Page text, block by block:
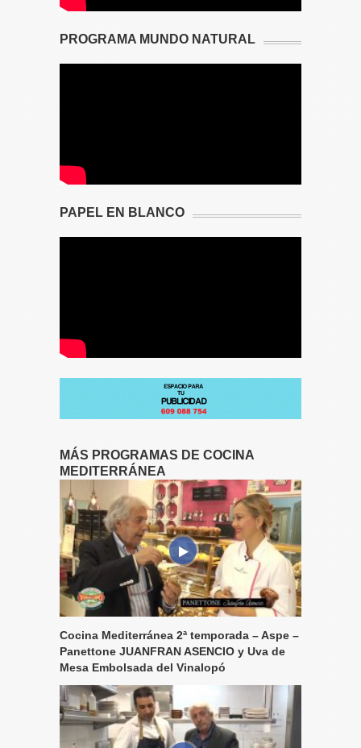
PROGRAMA MUNDO NATURAL
PAPEL EN BLANCO
MÁS PROGRAMAS DE COCINA
MEDITERRÁNEA
Cocina Mediterránea 2ª temporada – Aspe –
Panettone JUANFRAN ASENCIO y Uva de
Mesa Embolsada del Vinalopó